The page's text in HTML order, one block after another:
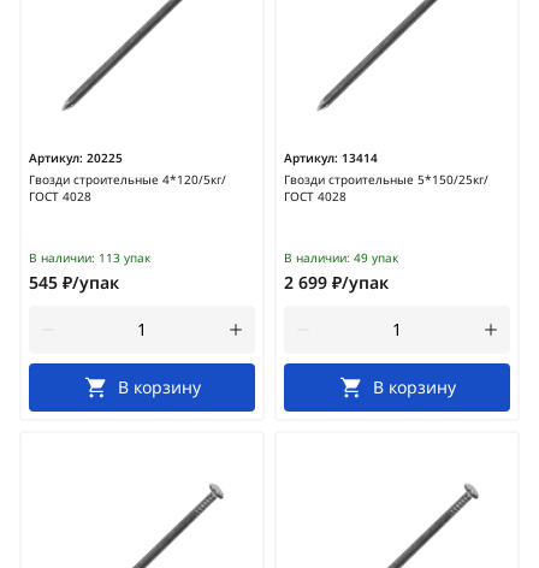
Артикул: 20225
Гвозди строительные 4*120/5кг/
ГОСТ 4028
В наличии: 113 упак
545 ₽/упак
В корзину
Артикул: 13414
Гвозди строительные 5*150/25кг/
ГОСТ 4028
В наличии: 49 упак
2 699 ₽/упак
В корзину